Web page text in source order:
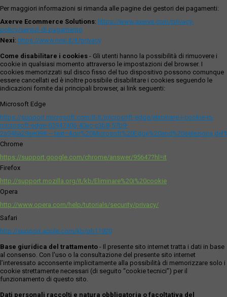
Per maggiori informazioni si rimanda alle pagine dei gestori dei pagamenti:
Axerve Ecommerce Solutions: https://www.axerve.com/privacy-
policy/servizi-di-pagamento
Nexi: https://www.nexi.it/it/privacy
Come disabilitare i cookies - Gli utenti hanno la possibilità di rimuovere i
cookie in qualsiasi momento attraverso le impostazioni del browser. I
cookies memorizzati sul disco fisso del tuo dispositivo possono comunque
essere cancellati ed è inoltre possibile disabilitare i cookies seguendo le
indicazioni fornite dai principali browser, ai link seguenti:
Microsoft Edge
https://support.microsoft.com/it-it/microsoft-edge/eliminare-i-cookie-in-
microsoft-edge-63947406-40ac-c3b8-57b9-
Chrome
https://support.google.com/chrome/answer/95647?hl=it
Firefox
http://support.mozilla.org/it/kb/Eliminare%20i%20cookie
Opera
http://www.opera.com/help/tutorials/security/privacy/
Safari
http://support.apple.com/kb/ph11920
Base giuridica del trattamento - Il presente sito internet tratta i dati in base
al consenso. Con l'uso o la consultazione del presente sito internet
l’interessato acconsente implicitamente alla possibilità di memorizzare solo i
cookie strettamente necessari (di seguito “cookie tecnici”) per il
funzionamento di questo sito.
Dati personali raccolti e natura obbligatoria o facoltativa del